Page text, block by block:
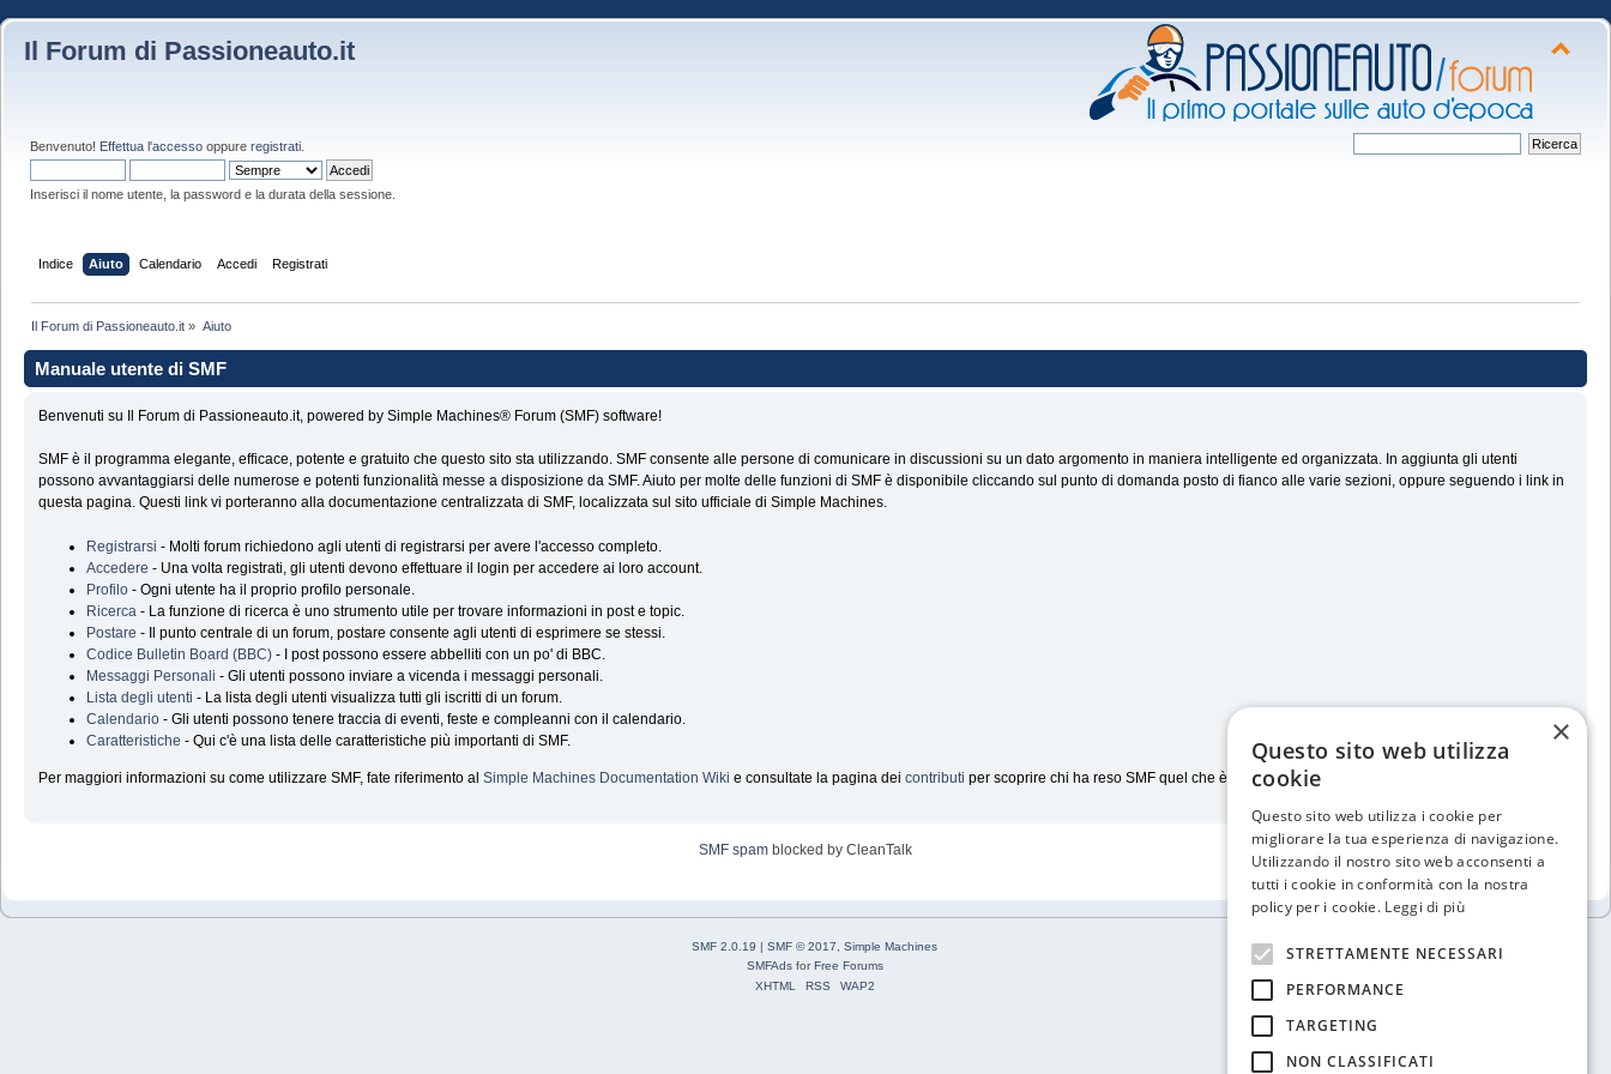
Il Forum di Passioneauto.it
Benvenuto! Effettua l'accesso oppure registrati
Inserisci il nome utente, la password e la durata della sessione.
Indice Aiuto Calendario Accedi Registrati
Il Forum di Passioneauto.it » Aiuto
Manuale utente di SMF
Benvenuti su Il Forum di Passioneauto.it, powered by Simple Machines® Forum (SMF) software!
SMF è il programma elegante, efficace, potente e gratuito che questo sito sta utilizzando. SMF consente alle persone di comunicare in discussioni su un dato argomento in maniera intelligente ed organizzata. In aggiunta gli utenti
possono avvantaggiarsi delle numerose e potenti funzionalità messe a disposizione da SMF. Aiuto per molte delle funzioni di SMF è disponibile cliccando sul punto di domanda posto di fianco alle varie sezioni, oppure seguendo i link in
questa pagina. Questi link vi porteranno alla documentazione centralizzata di SMF, localizzata sul sito ufficiale di Simple Machines.
Registrarsi - Molti forum richiedono agli utenti di registrarsi per avere l'accesso completo.
Accedere - Una volta registrati, gli utenti devono effettuare il login per accedere ai loro account.
Profilo - Ogni utente ha il proprio profilo personale.
Ricerca - La funzione di ricerca è uno strumento utile per trovare informazioni in post e topic.
Postare - Il punto centrale di un forum, postare consente agli utenti di esprimere se stessi.
Codice Bulletin Board (BBC) - I post possono essere abbelliti con un po' di BBC.
Messaggi Personali - Gli utenti possono inviare a vicenda i messaggi personali.
Lista degli utenti - La lista degli utenti visualizza tutti gli iscritti di un forum.
Calendario - Gli utenti possono tenere traccia di eventi, feste e compleanni con il calendario.
Caratteristiche - Qui c'è una lista delle caratteristiche più importanti di SMF.
Per maggiori informazioni su come utilizzare SMF, fate riferimento alSimple Machines Documentation Wiki e consultate la pagina deicontributi per scoprire chi ha reso SMF quel che è oggi.
SMF spam blocked by CleanTalk
SMF 2.0.19 | SMF © 2017, Simple Machines
SMFAdsforFree Forums
XHTML
RSS WAP2
×
Questo sito web utilizza
cookie
Questo sito web utilizza i cookie per
migliorare la tua esperienza di navigazione.
Utilizzando il nostro sito web acconsenti a
tutti i cookie in conformità con la nostra
policy per i cookie. Leggi di più
STRETTAMENTE NECESSARI
PERFORMANCE
TARGETING
NON CLASSIFICATI